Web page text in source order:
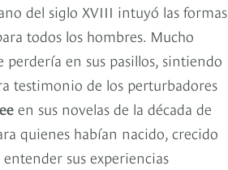
del siglo XVIII intuyó las formas
todos los hombres. Mucho
perdería en sus pasillos, sintiendo
testimonio de los perturbadores
en sus novelas de la década de
quienes habían nacido, crecido
sus experiencias